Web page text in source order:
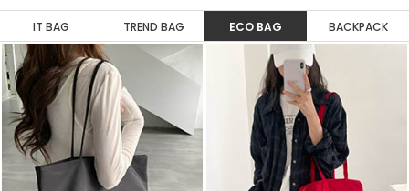
IT BAG TREND BAG ECO BAG BACKPACK